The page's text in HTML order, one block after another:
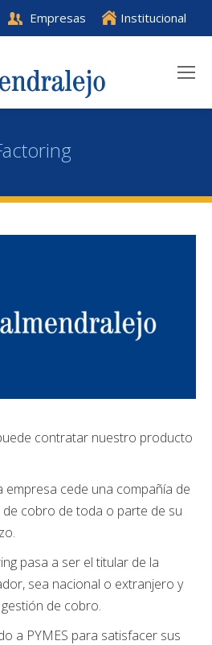
Empresas Institucional
contratar nuestro producto
cede una compañía de
cobro de toda o parte de su
pasa a ser el titular de la
sea nacional o extranjero y
de cobro.
a PYMES para satisfacer sus